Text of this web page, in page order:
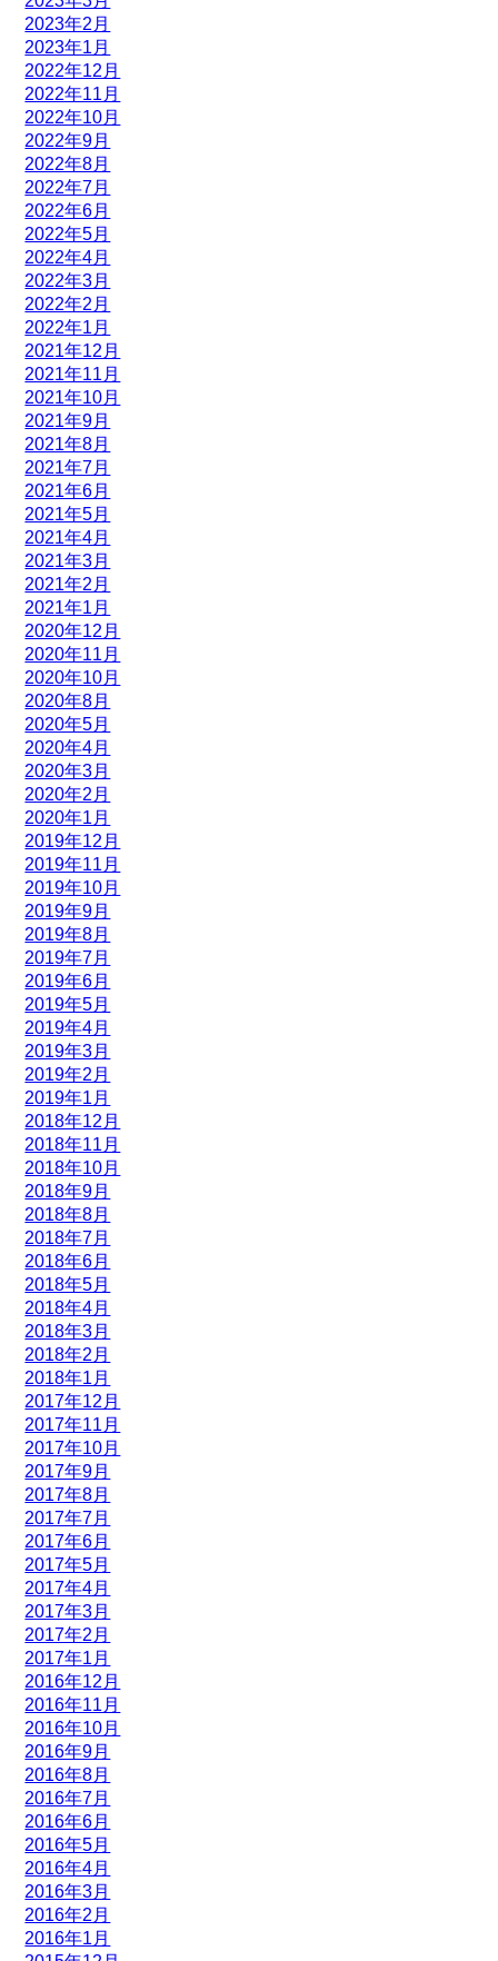
2023年2月
2023年1月
2022年12月
2022年11月
2022年10月
2022年9月
2022年8月
2022年7月
2022年6月
2022年5月
2022年4月
2022年3月
2022年2月
2022年1月
2021年12月
2021年11月
2021年10月
2021年9月
2021年8月
2021年7月
2021年6月
2021年5月
2021年4月
2021年3月
2021年2月
2021年1月
2020年12月
2020年11月
2020年10月
2020年8月
2020年5月
2020年4月
2020年3月
2020年2月
2020年1月
2019年12月
2019年11月
2019年10月
2019年9月
2019年8月
2019年7月
2019年6月
2019年5月
2019年4月
2019年3月
2019年2月
2019年1月
2018年12月
2018年11月
2018年10月
2018年9月
2018年8月
2018年7月
2018年6月
2018年5月
2018年4月
2018年3月
2018年2月
2018年1月
2017年12月
2017年11月
2017年10月
2017年9月
2017年8月
2017年7月
2017年6月
2017年5月
2017年4月
2017年3月
2017年2月
2017年1月
2016年12月
2016年11月
2016年10月
2016年9月
2016年8月
2016年7月
2016年6月
2016年5月
2016年4月
2016年3月
2016年2月
2016年1月